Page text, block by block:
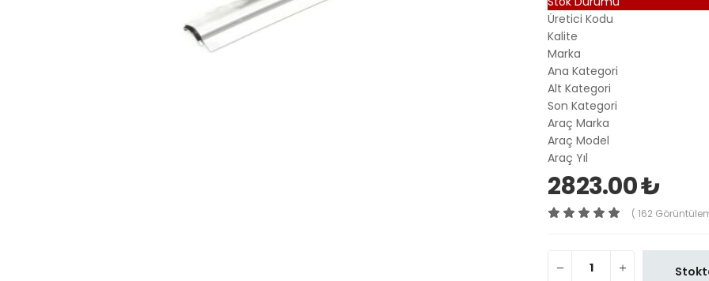
Üretici Kodu
Kalite
Marka
Ana Kategori
Alt Kategori
Son Kategori
Araç Marka
Araç Model
Araç Yıl
2823.00 ₺
( 162